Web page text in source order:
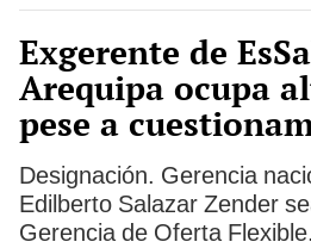
Exgerente de
Arequipa ocupa
pese a
Designación. Gerencia
Edilberto Salazar Zender
Gerencia de Oferta Flexible.